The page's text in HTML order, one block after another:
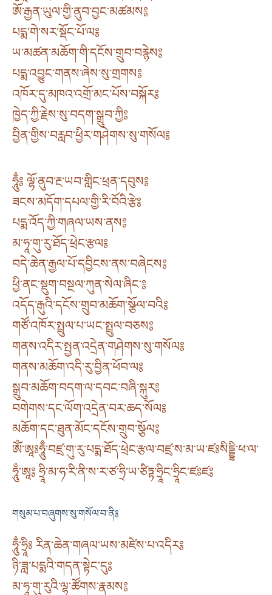
ཨོ་རྒྱན་ཡུལ་གྱི་ནུབ་བྱང་མཚམས༔
པདྨ་གེ་སར་སྡོང་པོ་ལ༔
ཡ་མཚན་མཆོག་གི་དངོས་གྲུབ་བརྙེས༔
པདྨ་འབྱུང་གནས་ཞེས་སུ་གྲགས༔
འཁོར་དུ་མཁའ་འགྲོ་མང་པོས་བསྐོར༔
ཁྱེད་ཀྱི་རྗེས་སུ་བདག་སྒྲུབ་ཀྱི༔
བྱིན་གྱིས་བརླབ་ཕྱིར་གཤེགས་སུ་གསོལ༔
ཧཱུྃ༔ ལྷོ་ནུབ་རྔ་ཡབ་གླིང་ཕྲན་དབུས༔
ཟངས་མདོག་དཔལ་གྱི་རི་བོའི་རྩེ༔
པདྨ་འོད་ཀྱི་གཞལ་ཡས་ནས༔
མ་ཧཱ་གུ་རུ་ཐོད་ཕྲེང་རྩལ༔
བདེ་ཆེན་རྒྱལ་པོ་དབྱིངས་ནས་བཞེངས༔
ཕྱི་ནང་སྡུག་བསྔལ་ཀུན་སེལ་ཞིང་༔
འདོད་རྒུའི་དངོས་གྲུབ་མཆོག་སྩོལ་བའི༔
གཙོ་འཁོར་སྤྲུལ་པ་ཡང་སྤྲུལ་བཅས༔
གནས་འདིར་སྤྱན་འདྲེན་གཤེགས་སུ་གསོལ༔
གནས་མཆོག་འདི་རུ་བྱིན་ཕོབ་ལ༔
སྒྲུབ་མཆོག་བདག་ལ་དབང་བཞི་སྐུར༔
བགེགས་དང་ལོག་འདྲེན་བར་ཆད་སོལ༔
མཆོག་དང་ཐུན་མོང་དངོས་གྲུབ་སྩོལ༔
ཨོཾ་ཨཱཿཧཱུྃ་བཛྲ་གུ་རུ་པདྨ་ཐོད་ཕྲེང་རྩལ་བཛྲ་ས་མ་ཡ་ཛཿསིདྡྷི་ཕ་ལ་
ཧཱུྃ་ཨཱ༔ ཧྲཱི་མ་ཧ་རི་ནི་ས་ར་ཙ་ཧྲི་ཡ་ཙིཏྟ་ཧྲཱིང་ཧྲཱིང་ཛཿཛ༔
གསུམ་པ་བཞུགས་སུ་གསོལ་བ་ནི༔
ཧཱུྃ་ཧྲཱིཿ རིན་ཆེན་གཞལ་ཡས་མཛེས་པ་འདིར༔
ཉི་ཟླ་པདྨའི་གདན་སྟེང་དུ༔
མ་ཧཱ་གུ་རུའི་ལྷ་ཚོགས་རྣམས༔